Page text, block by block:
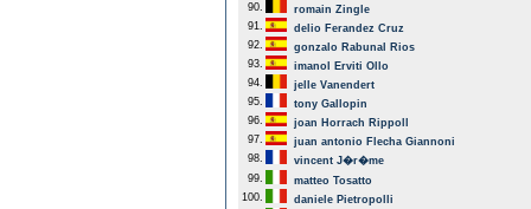
90.
romain Zingle
91.
delio Ferandez Cruz
92.
gonzalo Rabunal Rios
93.
imanol Erviti Ollo
94.
jelle Vanendert
95.
tony Gallopin
96.
joan Horrach Rippoll
97.
juan antonio Flecha Giannoni
98.
vincent J�r�me
99.
matteo Tosatto
100.
daniele Pietropolli